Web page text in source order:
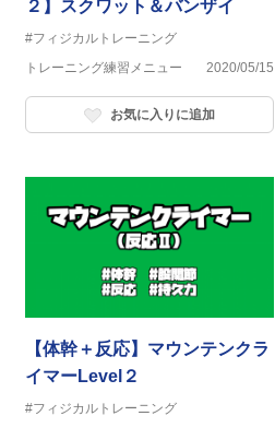
２】スクワット＆バンザイ
#フィジカルトレーニング
トレーニング練習メニュー
2020/05/15
お気に入りに追加
【体幹＋反応】マウンテンクラ
イマーLevel２
#フィジカルトレーニング